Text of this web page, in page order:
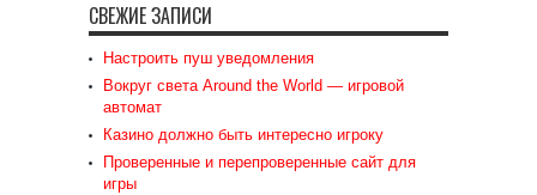
СВЕЖИЕ ЗАПИСИ
Настроить пуш уведомления
Вокруг света Around the World — игровой
автомат
Казино должно быть интересно игроку
Проверенные и перепроверенные сайт для
игры